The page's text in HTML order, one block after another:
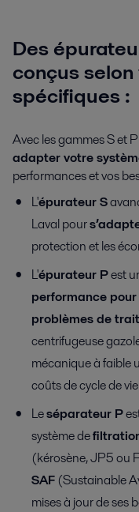
Des
conçus
spécifiques :
Avec les gammes S et
adapter votre
performances et vos
L'épurateur S
Laval pour
protection et les
L'épurateur Pest
performance
problèmes de
centrifugeuse
mécanique à faible
coûts de cycle de
Leséparateur P
système de
(kérosène, JP5 ou
SAF (Sustainable
mises à jour de ses